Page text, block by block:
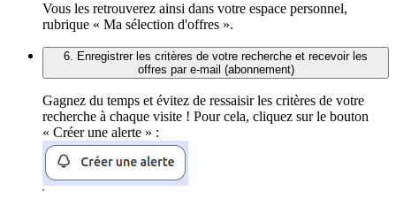
Vous les retrouverez ainsi dans votre espace personnel,
rubrique « Ma sélection d'offres ».
6. Enregistrer les critères de votre recherche et recevoir les
offres par e-mail (abonnement)
Gagnez du temps et évitez de ressaisir les critères de votre
recherche à chaque visite ! Pour cela, cliquez sur le bouton
« Créer une alerte » :